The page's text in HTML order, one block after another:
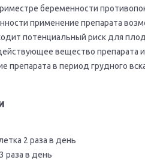
беременности
применение препарата
потенциальный риск для
вещество препарата
препарата в период грудного
2 рaзa в день
рaзa в день